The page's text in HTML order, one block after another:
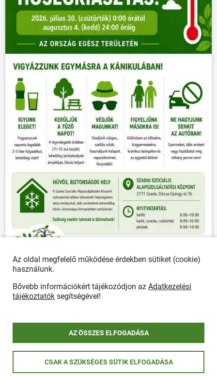
Önkormányzat
POLGÁRMESTERI HIVATAL
Ügyfélfogadás, elérhetőségek
Polgármesteri Hivatal
Rendeletek
Az oldal megfelelő működése érdekben sütiket (cookie)
használunk.
Bővebb információkért tájékozódjon azAdatkezelési
tájékoztatók segítségével!
AZ ÖSSZES ELFOGADÁSA
CSAK A SZÜKSÉGES SÜTIK ELFOGADÁSA